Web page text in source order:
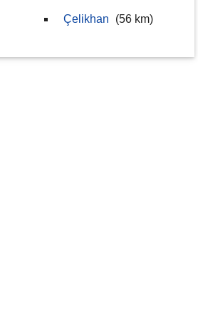
Çelikhan (56 km)